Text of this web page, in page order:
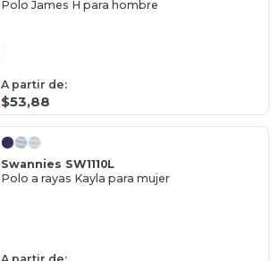
Polo James H para hombre
A partir de:
$53,88
Swannies SW1110L
Polo a rayas Kayla para mujer